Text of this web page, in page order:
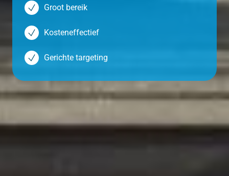
Groot bereik
Kosteneffectief
Gerichte targeting